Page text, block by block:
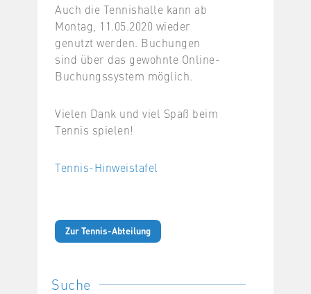
Auch die Tennishalle kann ab
Montag, 11.05.2020 wieder
genutzt werden. Buchungen
sind über das gewohnte Online-
Buchungssystem möglich.
Vielen Dank und viel Spaß beim
Tennis spielen!
Tennis-Hinweistafel
Zur Tennis-Abteilung
Suche